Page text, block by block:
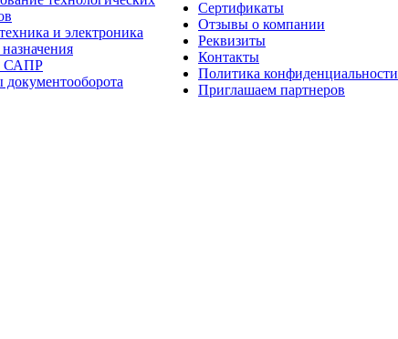
и электроника
САПР
Сертификаты
Отзывы о компании
Реквизиты
Контакты
Политика конфиденциальности
Приглашаем партнеров